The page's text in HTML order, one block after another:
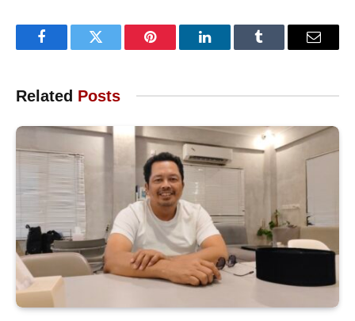
FacebookTwitter Pinterest LinkedInTumblr Email
Related Posts